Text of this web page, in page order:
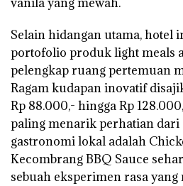
vanila yang mewah.
Selain hidangan utama, hotel
portofolio produk light meals
pelengkap ruang pertemuan
Ragam kudapan inovatif
Rp 88.000,- hingga Rp
paling menarik perhatian dari
gastronomi lokal adalah
Kecombrang BBQ Sauce
sebuah eksperimen rasa